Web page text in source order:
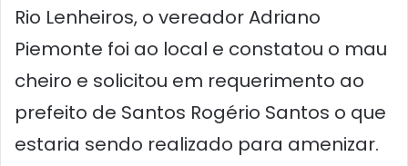
Rio Lenheiros, o vereador Adriano
Piemonte foi ao local e constatou o mau
cheiro e solicitou em requerimento ao
prefeito de Santos Rogério Santos o que
estaria sendo realizado para amenizar.